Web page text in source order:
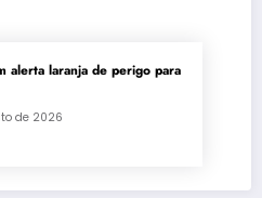
alerta laranja de perigo para
de 2026